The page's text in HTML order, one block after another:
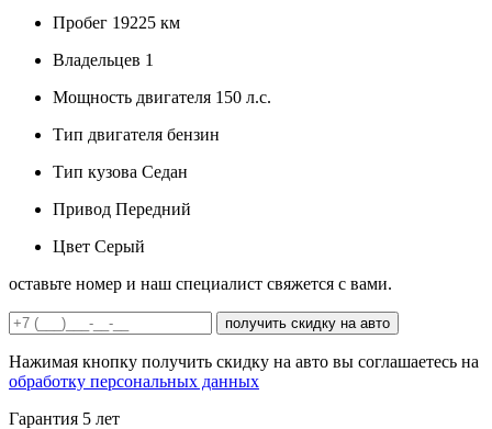
Пробег 19225 км
Владельцев 1
Мощность двигателя 150 л.с.
Тип двигателя бензин
Тип кузова Седан
Привод Передний
Цвет Серый
оставьте номер и наш специалист свяжется с вами.
получить скидку на авто
Нажимая кнопку получить скидку на авто вы соглашаетесь на
обработку персональных данных
Гарантия 5 лет